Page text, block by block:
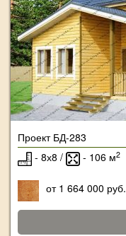
Проект БД-283
- 8х8 /
- 106 м2
от 1 664 000 руб.